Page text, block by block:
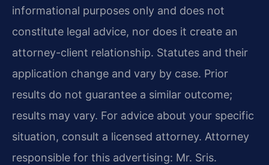
informational purposes only and does not
constitute legal advice, nor does it create an
attorney-client relationship. Statutes and their
application change and vary by case. Prior
results do not guarantee a similar outcome;
results may vary. For advice about your specific
situation, consult a licensed attorney. Attorney
responsible for this advertising: Mr. Sris.